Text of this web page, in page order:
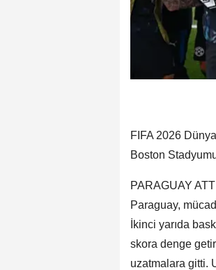
FIFA 2026
Boston
PARAGUAY
Paraguay,
İkinci yarıda
skora denge
uzatmalara gitti.